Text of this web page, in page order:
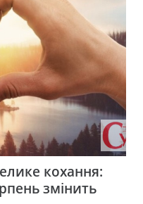
кохання:
змінить